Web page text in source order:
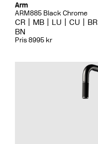
Arm
ARM885 Black Chrome
CR MB LU CU BR
BN
Pris 8995 kr